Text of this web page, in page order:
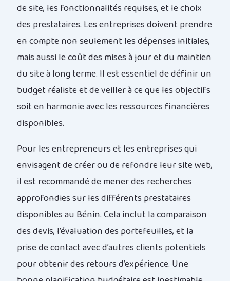
de site, les fonctionnalités requises, et le choix
des prestataires. Les entreprises doivent prendre
en compte non seulement les dépenses initiales,
mais aussi le coût des mises à jour et du maintien
du site à long terme. Il est essentiel de définir un
budget réaliste et de veiller à ce que les objectifs
soit en harmonie avec les ressources financières
disponibles.
Pour les entrepreneurs et les entreprises qui
envisagent de créer ou de refondre leur site web,
il est recommandé de mener des recherches
approfondies sur les différents prestataires
disponibles au Bénin. Cela inclut la comparaison
des devis, l’évaluation des portefeuilles, et la
prise de contact avec d’autres clients potentiels
pour obtenir des retours d’expérience. Une